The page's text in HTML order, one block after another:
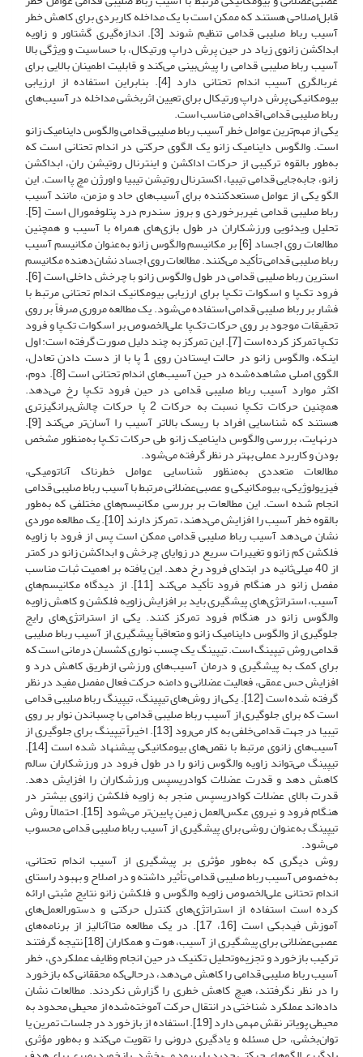
قابل‌اصلاحی هستند که ممکن است با یک مداخله کاربردی برای کاهش خطر
آسیب رباط صلیبی قدامی تنظیم شوند [3]. اندازه‌گیری گشتاور و زاویه
ابداکشن زانوی زیاد در حین پرش دراپ ورتیکال، با حساسیت و ویژگی بالا
آسیب رباط صلیبی قدامی را پیش‌بینی می‌کند و قابلیت اطمینان بالایی برای
غربالگری آسیب اندام تحتانی دارد [4]. بنابراین استفاده از ارزیابی
بیومکانیکی پرش دراپ ورتیکال برای تعیین اثربخشی مداخله در آسیب‌های
رباط صلیبی قدامی اقدامی مناسب است.
یکی از مهم‌ترین عوامل خطر آسیب رباط صلیبی قدامی والگوس داینامیک زانو
است. والگوس داینامیک زانو یک الگوی حرکتی در اندام تحتانی است که
به‌طور بالقوه ترکیبی از حرکات اداکشن و اینترنال روتیشن ران، ابداکشن
زانو، جابه‌جایی قدامی تیبیا، اکسترنال روتیشن تیبیا و اورژن مچ پا است. این
الگو یکی از عوامل مستعد‌کننده برای آسیب‌های حاد و مزمن، مانند آسیب
رباط صلیبی قدامی غیربرخوردی و بروز سندرم درد پتلوفمورال است [5].
تحلیل ویدئویی ورزشکاران در طول بازی‌های همراه با آسیب و همچنین
مطالعات روی اجساد [6] بر مکانیسم والگوس زانو به‌عنوان مکانیسم آسیب
رباط صلیبی قدامی تأکید می‌کنند. مطالعات روی اجساد نشان‌دهنده مکانیسم
استرین رباط صلیبی قدامی در طول والگوس زانو با چرخش داخلی است [6].
فرود تک‌پا و اسکوات تک‌پا برای ارزیابی بیومکانیک اندام تحتانی مرتبط با
فشار بر رباط صلیبی قدامی استفاده می‌شود. یک مطالعه مروری صرفاً بر روی
تحقیقات موجود بر روی حرکات تک‌پا علی‌الخصوص بر اسکوات تک‌پا و فرود
تک‌پا تمرکز کرده است [7]. این تمرکز به چند دلیل صورت گرفته است: اول
اینکه، والگوس زانو در حالت ایستادن روی 1 پا با از دست دادن تعادل،
الگوی اصلی مشاهده‌شده در حین آسیب‌های اندام تحتانی است [8]. دوم،
اکثر موارد آسیب رباط صلیبی قدامی در حین فرود تک‌پا رخ می‌دهد.
همچنین حرکات تک‌پا نسبت به حرکات 2 پا حرکات چالش‌برانگیزتری
هستند که شناسایی افراد با ریسک بالاتر آسیب را آسان‌تر می‌کند [9].
درنهایت، بررسی والگوس داینامیک زانو طی حرکات تک‌پا به‌منظور مشخص
بودن و کاربرد عملی بهتر در نظر گرفته می‌شود.
مطالعات متعددی به‌منظور شناسایی عوامل خطرناک آناتومیکی،
فیزیولوژیکی، بیومکانیکی و عصبی‌عضلانی مرتبط با آسیب رباط صلیبی قدامی
انجام شده است. این مطالعات بر بررسی مکانیسم‌های مختلفی که به‌طور
بالقوه خطر آسیب را افزایش می‌دهند، تمرکز دارند [10]. یک مطالعه موردی
نشان می‌دهد آسیب رباط صلیبی قدامی ممکن است پس از فرود با زاویه
فلکشن کم زانو و تغییرات سریع در زوایای چرخش و ابداکشن زانو در کمتر
از 40 میلی‌ثانیه در ابتدای فرود رخ دهد. این یافته بر اهمیت ثبات مناسب
مفصل زانو در هنگام فرود تأکید می‌کند [11]. از دیدگاه مکانیسم‌های
آسیب، استراتژی‌های پیشگیری باید بر افزایش زاویه فلکشن و کاهش زاویه
والگوس زانو در هنگام فرود تمرکز کنند. یکی از استراتژی‌های رایج
جلوگیری از والگوس داینامیک زانو و متعاقباً پیشگیری از آسیب رباط صلیبی
قدامی روش تیپینگ است. تیپینگ یک چسب نواری کشسان درمانی است که
برای کمک به پیشگیری و درمان آسیب‌های ورزشی از‌طریق کاهش درد و
افزایش حس عمقی، فعالیت عضلانی و دامنه حرکت فعال مفصل مفید در نظر
گرفته شده است [12]. یکی از روش‌های تیپینگ، تیپینگ رباط صلیبی قدامی
است که برای جلوگیری از آسیب رباط صلیبی قدامی با چسباندن نوار بر روی
تیبیا در جهت قدامی‌خلفی به کار می‌رود [13]. اخیراً تیپینگ برای جلوگیری از
آسیب‌های زانوی مرتبط با نقص‌های بیومکانیکی پیشنهاد شده است [14].
تیپینگ می‌تواند زاویه والگوس زانو را در طول فرود در ورزشکاران سالم
کاهش دهد و قدرت عضلات کوادریسپس ورزشکاران را افزایش دهد.
قدرت بالای عضلات کوادریسپس منجر به زاویه فلکشن زانوی بیشتر در
هنگام فرود و نیروی عکس‌العمل زمین پایین‌تر می‌شود [15]. احتمالاً روش
تیپینگ به‌عنوان روشی برای پیشگیری از آسیب رباط صلیبی قدامی محسوب
می‌شود.
روش دیگری که به‌طور مؤثری بر پیشگیری از آسیب اندام تحتانی،
به‌خصوص آسیب رباط صلیبی قدامی تأثیر داشته و در اصلاح و بهبود راستای
اندام تحتانی علی‌الخصوص زاویه والگوس و فلکشن زانو نتایج مثبتی ارائه
کرده است استفاده از استراتژی‌های کنترل حرکتی و دستورالعمل‌های
آموزش فیدبکی است [16، 17]. در یک مطالعه متاآنالیز از برنامه‌های
عصبی‌عضلانی برای پیشگیری از آسیب، هوت و همکاران [18] نتیجه گرفتند
ترکیب بازخورد و تجزیه‌و‌تحلیل تکنیک در حین انجام وظایف عملکردی، خطر
آسیب رباط صلیبی قدامی را کاهش می‌دهد، در‌حالی‌که محققانی که بازخورد
را در نظر نگرفتند، هیچ کاهش خطری را گزارش نکردند. مطالعات نشان
داده‌اند عملکرد شناختی در انتقال حرکت آموخته‌شده از محیطی محدود به
محیطی پویاتر نقش مهمی دارد [19]. استفاده از بازخورد در جلسات تمرین یا
توان‌بخشی، حل مسئله و یادگیری درونی را تقویت می‌کند و به‌طور مؤثری